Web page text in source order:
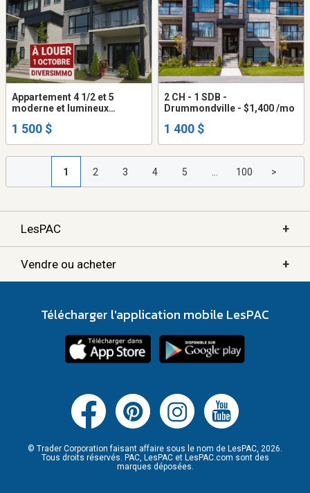
Appartement 4 1/2 et 5
moderne et lumineux
1 500 $
2 CH - 1 SDB -
Drummondville - $1,400 /mo
1 400 $
1 2 3 4 5 100 >
LesPAC +
Vendre ou acheter +
Télécharger l'application mobile LesPAC
© Trader Corporation faisant affaire sous le nom de LesPAC, 2026.
Tous droits réservés. PAC, LesPAC et LesPAC.com sont des
marques déposées.